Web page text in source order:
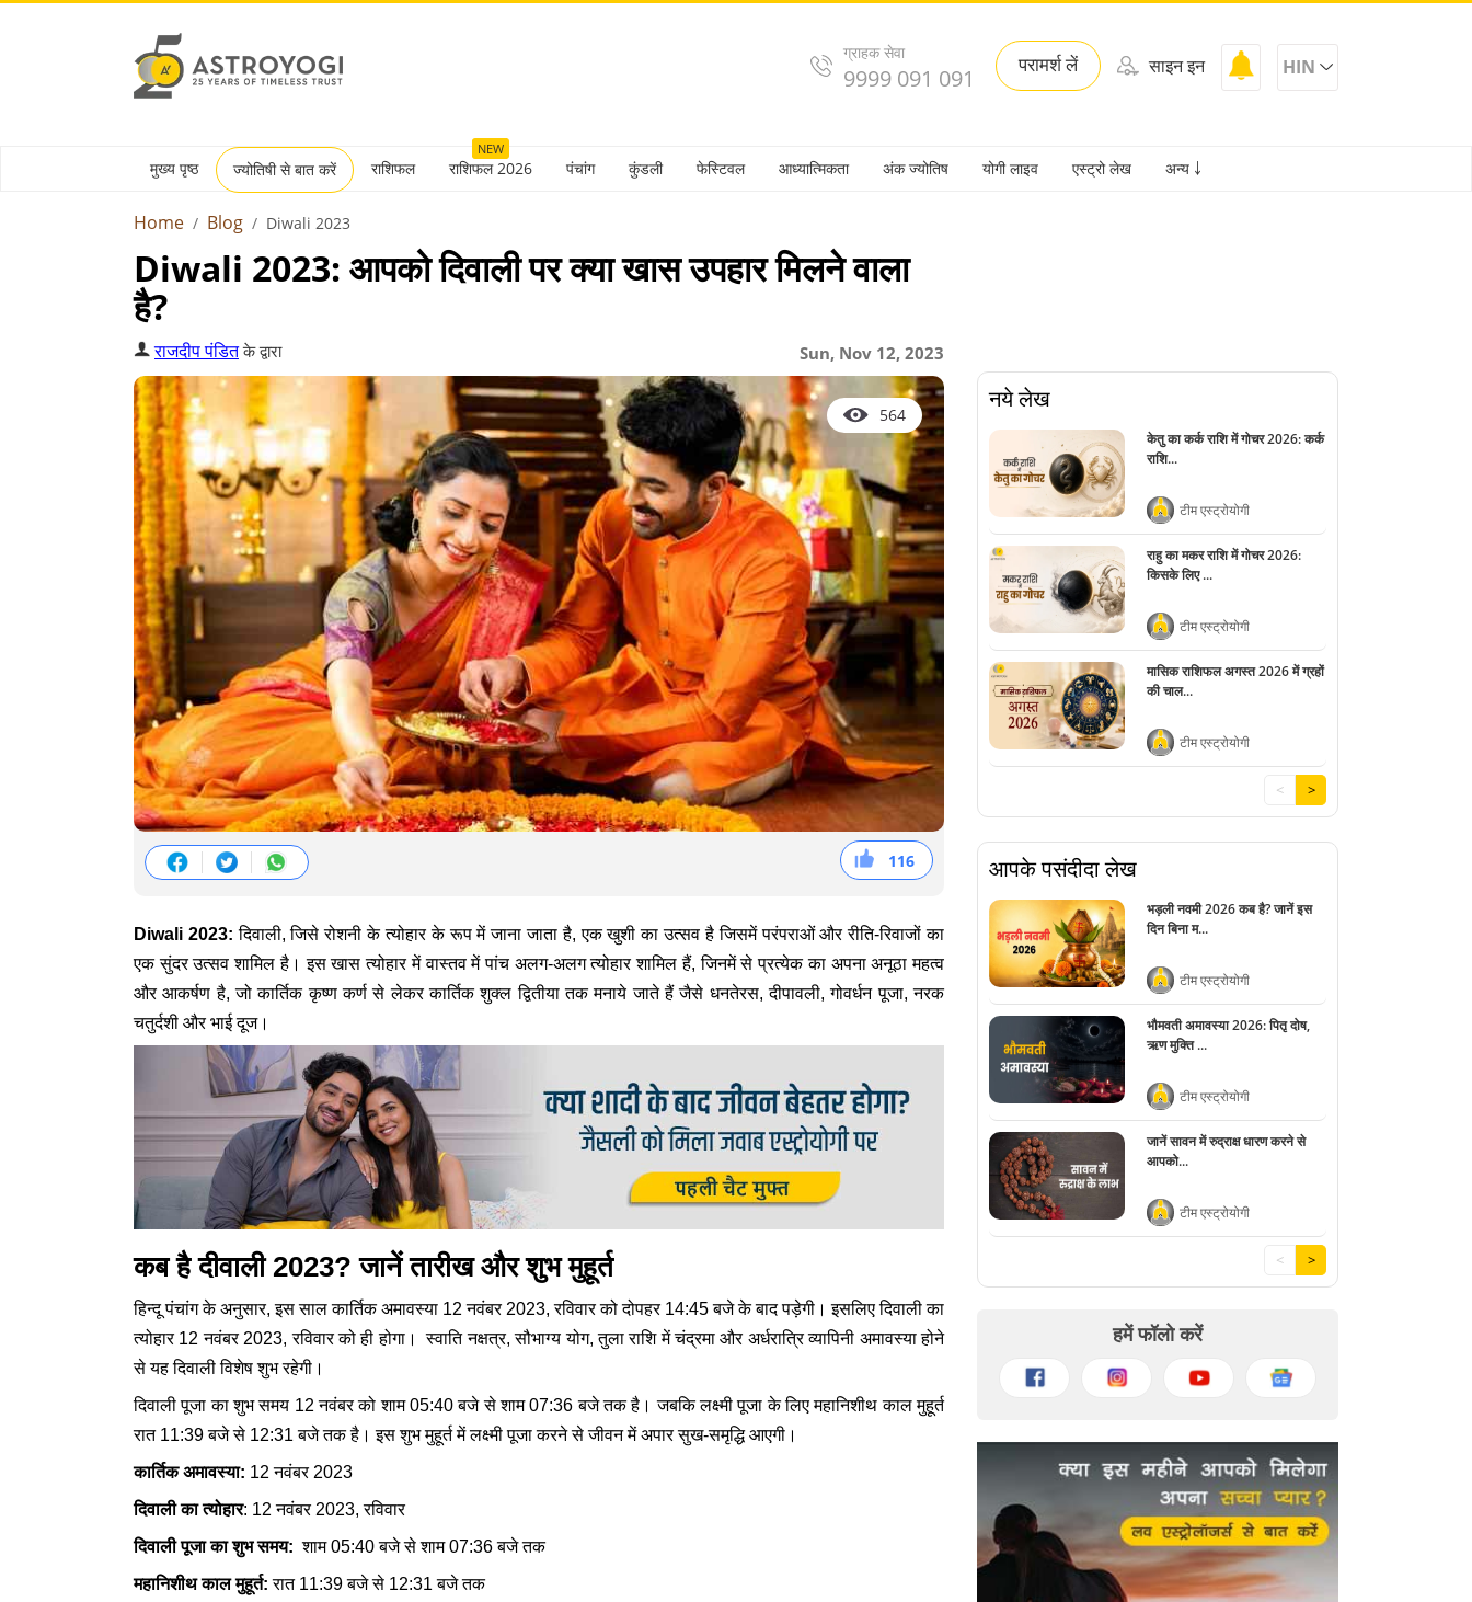
ग्राहक सेवा
9999 091 091 परामर्श लें साइन इन HIN
मुख्य पृष्ठ ज्योतिषी से बात करें राशिफल
NEW
राशिफल 2026 पंचांग कुंडली फेस्टिवल आध्यात्मिकता अंक ज्योतिष योगी लाइव एस्ट्रो लेख अन्य ￬
Home Blog Diwali 2023
Diwali 2023: आपको दिवाली पर क्या खास उपहार मिलने वाला
है?
Sun, Nov 12, 2023
राजदीप पंडितके द्वारा
564
116
39
36
41
Diwali 2023: दिवाली, जिसे रोशनी के त्योहार के रूप में जाना जाता है, एक खुशी का उत्सव है जिसमें परंपराओं और रीति-रिवाजों का
एक सुंदर उत्सव शामिल है। इस खास त्योहार में वास्तव में पांच अलग-अलग त्योहार शामिल हैं, जिनमें से प्रत्येक का अपना अनूठा महत्व
और आकर्षण है, जो कार्तिक कृष्ण कर्ण से लेकर कार्तिक शुक्ल द्वितीया तक मनाये जाते हैं जैसे धनतेरस, दीपावली, गोवर्धन पूजा, नरक
चतुर्दशी और भाई दूज।
कब है दीवाली 2023? जानें तारीख और शुभ मुहूर्त
हिन्दू पंचांग के अनुसार, इस साल कार्तिक अमावस्या 12 नवंबर 2023, रविवार को दोपहर 14:45 बजे के बाद पड़ेगी। इसलिए दिवाली का
त्योहार 12 नवंबर 2023, रविवार को ही होगा। स्वाति नक्षत्र, सौभाग्य योग, तुला राशि में चंद्रमा और अर्धरात्रि व्यापिनी अमावस्या होने
से यह दिवाली विशेष शुभ रहेगी।
दिवाली पूजा का शुभ समय 12 नवंबर को शाम 05:40 बजे से शाम 07:36 बजे तक है। जबकि लक्ष्मी पूजा के लिए महानिशीथ काल मुहूर्त
रात 11:39 बजे से 12:31 बजे तक है। इस शुभ मुहूर्त में लक्ष्मी पूजा करने से जीवन में अपार सुख-समृद्धि आएगी।
कार्तिक अमावस्या: 12 नवंबर 2023
दिवाली का त्योहार: 12 नवंबर 2023, रविवार
दिवाली पूजा का शुभ समय: शाम 05:40 बजे से शाम 07:36 बजे तक
महानिशीथ काल मुहूर्त: रात 11:39 बजे से 12:31 बजे तक
नये लेख
केतु का कर्क राशि में गोचर 2026: कर्क
राशि...
टीम एस्ट्रोयोगी
राहु का मकर राशि में गोचर 2026:
किसके लिए ...
टीम एस्ट्रोयोगी
मासिक राशिफल अगस्त 2026 में ग्रहों
की चाल...
टीम एस्ट्रोयोगी
< >
आपके पसंदीदा लेख
भड़ली नवमी 2026 कब है? जानें इस
दिन बिना म...
टीम एस्ट्रोयोगी
भौमवती अमावस्या 2026: पितृ दोष,
ऋण मुक्ति ...
टीम एस्ट्रोयोगी
जानें सावन में रुद्राक्ष धारण करने से
आपको...
टीम एस्ट्रोयोगी
< >
हमें फॉलो करें